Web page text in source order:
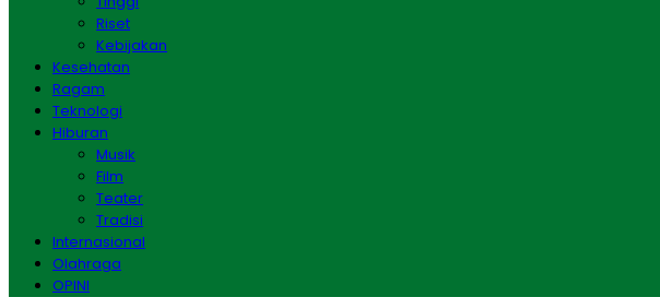
Riset
Kebijakan
Kesehatan
Ragam
Teknologi
Hiburan
Musik
Film
Teater
Tradisi
Internasional
Olahraga
OPINI